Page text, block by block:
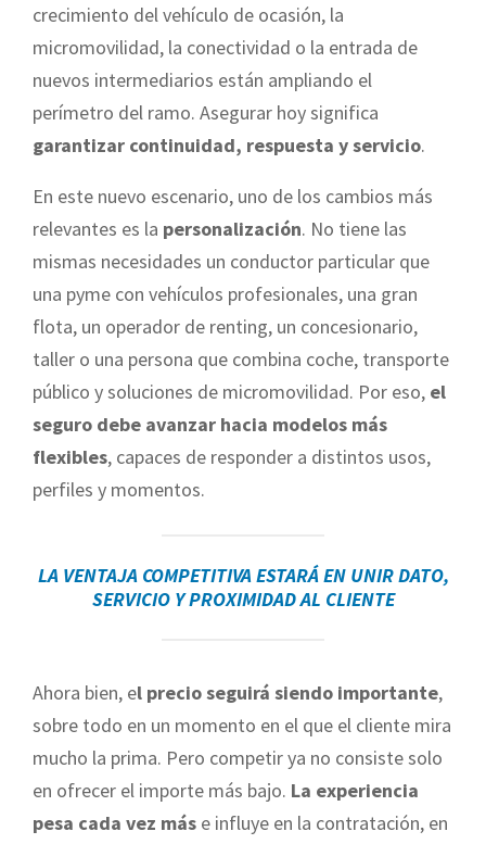
crecimiento del vehículo de ocasión, la
micromovilidad, la conectividad o la entrada de
nuevos intermediarios están ampliando el
perímetro del ramo. Asegurar hoy significa
garantizar continuidad, respuesta y servicio.
En este nuevo escenario, uno de los cambios más
relevantes es la personalización. No tiene las
mismas necesidades un conductor particular que
una pyme con vehículos profesionales, una gran
flota, un operador de renting, un concesionario,
taller o una persona que combina coche, transporte
público y soluciones de micromovilidad. Por eso, el
seguro debe avanzar hacia modelos más
flexibles, capaces de responder a distintos usos,
perfiles y momentos.
LA VENTAJA COMPETITIVA ESTARÁ EN UNIR DATO,
SERVICIO Y PROXIMIDAD AL CLIENTE
Ahora bien, el precio seguirá siendo importante,
sobre todo en un momento en el que el cliente mira
mucho la prima. Pero competir ya no consiste solo
en ofrecer el importe más bajo. La experiencia
pesa cada vez más e influye en la contratación, en